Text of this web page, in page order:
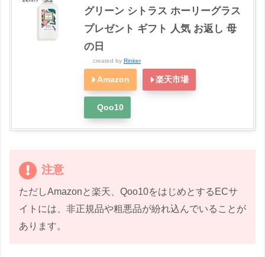
グリーン シトラス ホーリーグラス
プレゼント ギフト 人気 お返し 母
の日
created by Rinker
Amazon 楽天市場
Qoo10
注意
ただしAmazonと楽天、Qoo10をはじめとするECサ
イトには、非正規品や粗悪品が紛れ込んでいることが
あります。